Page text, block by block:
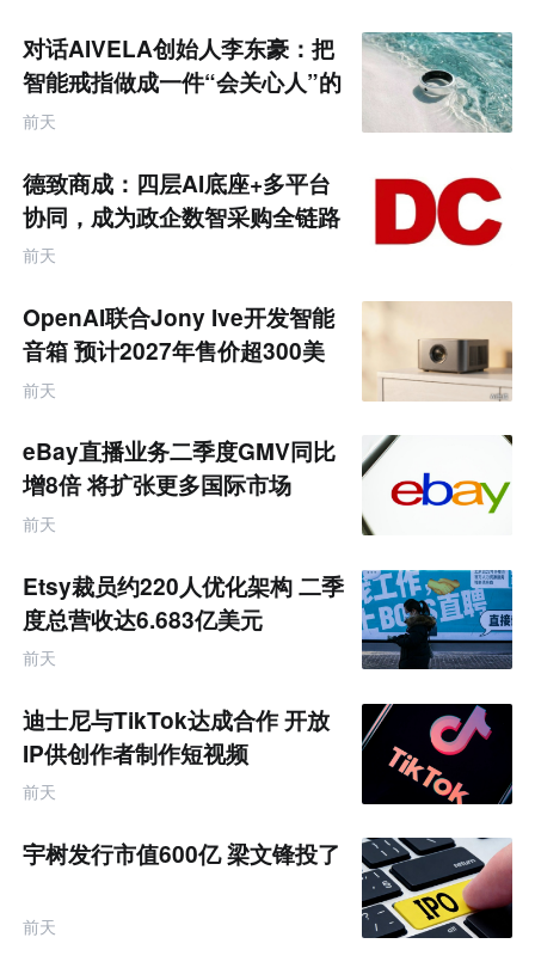
对话AIVELA创始人李东豪：把
智能戒指做成一件“会关心人”的
饰品
前天
德致商成：四层AI底座+多平台
协同，成为政企数智采购全链路
服务商
前天
OpenAI联合Jony Ive开发智能
音箱 预计2027年售价超300美
元
前天
eBay直播业务二季度GMV同比
增8倍 将扩张更多国际市场
前天
Etsy裁员约220人优化架构 二季
度总营收达6.683亿美元
前天
迪士尼与TikTok达成合作 开放
IP供创作者制作短视频
前天
宇树发行市值600亿 梁文锋投了
前天